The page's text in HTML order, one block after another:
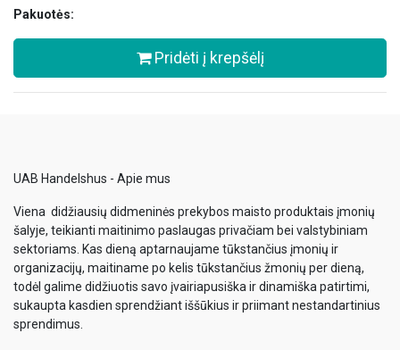
Pakuotės:
Pridėti į krepšėlį
UAB Handelshus - Apie mus
Viena didžiausių didmeninės prekybos maisto produktais įmonių
šalyje, teikianti maitinimo paslaugas privačiam bei valstybiniam
sektoriams. Kas dieną aptarnaujame tūkstančius įmonių ir
organizacijų, maitiname po kelis tūkstančius žmonių per dieną,
todėl galime didžiuotis savo įvairiapusiška ir dinamiška patirtimi,
sukaupta kasdien sprendžiant iššūkius ir priimant nestandartinius
sprendimus.